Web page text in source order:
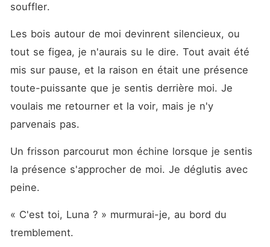
souffler.
Les bois autour de moi devinrent silencieux, ou
tout se figea, je n'aurais su le dire. Tout avait été
mis sur pause, et la raison en était une présence
toute-puissante que je sentis derrière moi. Je
voulais me retourner et la voir, mais je n'y
parvenais pas.
Un frisson parcourut mon échine lorsque je sentis
la présence s'approcher de moi. Je déglutis avec
peine.
« C'est toi, Luna ? » murmurai-je, au bord du
tremblement.